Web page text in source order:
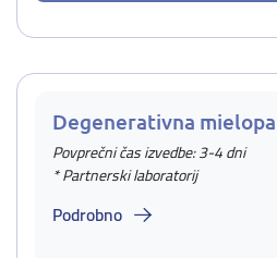
Degenerativna
Povprečni čas izvedbe: 3-4 dni
* Partnerski laboratorij
Podrobno